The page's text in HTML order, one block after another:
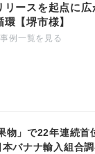
リースを起点に
環【堺市様】
例一覧を見る
物」で22年連続
バナナ輸入組合